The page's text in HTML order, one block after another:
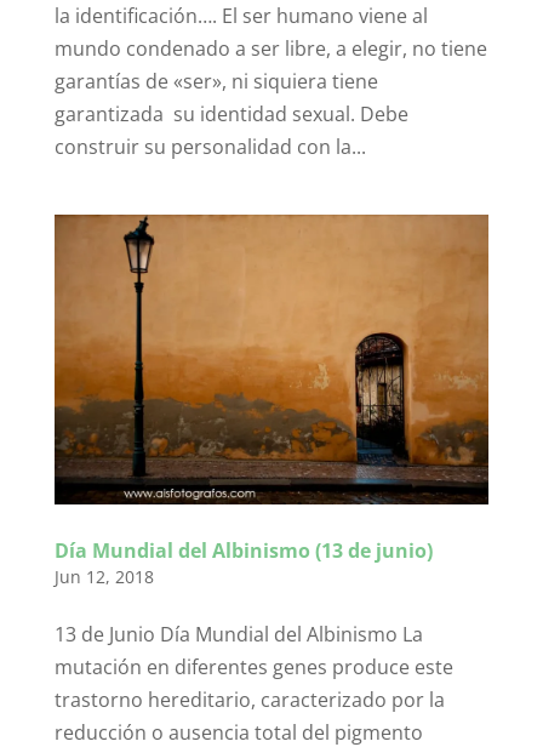
la identificación…. El ser humano viene al
mundo condenado a ser libre, a elegir, no tiene
garantías de «ser», ni siquiera tiene
garantizada su identidad sexual. Debe
construir su personalidad con la...
Día Mundial del Albinismo (13 de junio)
Jun 12, 2018
13 de Junio Día Mundial del Albinismo La
mutación en diferentes genes produce este
trastorno hereditario, caracterizado por la
reducción o ausencia total del pigmento